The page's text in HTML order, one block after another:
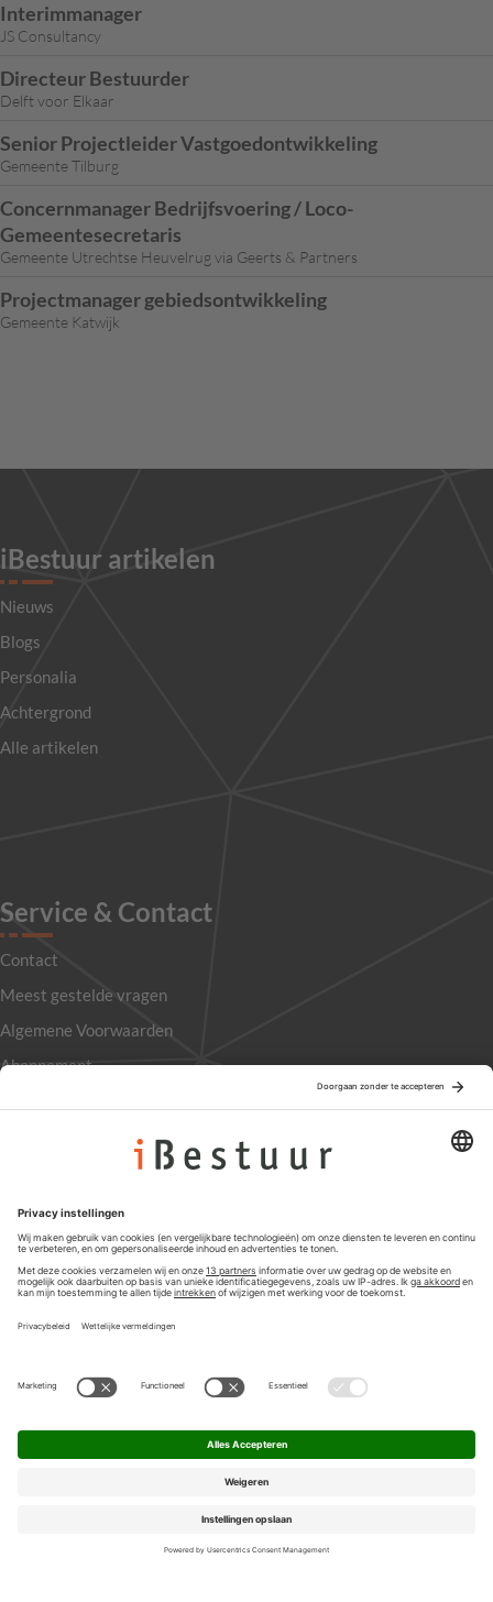
Interimmanager
JS Consultancy
Directeur Bestuurder
Delft voor Elkaar
Senior Projectleider Vastgoedontwikkeling
Gemeente Tilburg
Concernmanager Bedrijfsvoering / Loco-
Gemeentesecretaris
Gemeente Utrechtse Heuvelrug via Geerts & Partners
Projectmanager gebiedsontwikkeling
Gemeente Katwijk
iBestuur artikelen
Nieuws
Blogs
Personalia
Achtergrond
Alle artikelen
Service & Contact
Contact
Meest gestelde vragen
Algemene Voorwaarden
Abonnement
Privacyinstellingen